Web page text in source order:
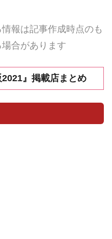
報は記事作成時点のも
合があります
2021』掲載店まとめ